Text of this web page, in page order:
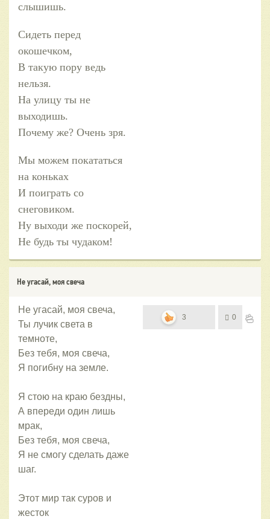
слышишь.
Сидеть перед
окошечком,
В такую пору ведь
нельзя.
На улицу ты не
выходишь.
Почему же? Очень зря.
Мы можем покататься
на коньках
И поиграть со
снеговиком.
Ну выходи же поскорей,
Не будь ты чудаком!
Не угасай, моя свеча
Не угасай, моя свеча,
Ты лучик света в
темноте,
Без тебя, моя свеча,
Я погибну на земле.
Я стою на краю бездны,
А впереди один лишь
мрак,
Без тебя, моя свеча,
Я не смогу сделать даже
шаг.
Этот мир так суров и
жесток
3 0